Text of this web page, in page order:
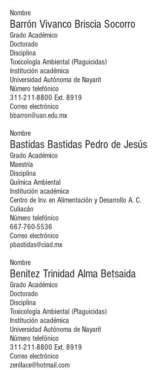
Nombre
Barrón Vivanco Briscia Socorro
Grado Académico
Doctorado
Disciplina
Toxicología Ambiental (Plaguicidas)
Institución académica
Universidad Autónoma de Nayarit
Número telefónico
311-211-8800 Ext. 8919
Correo electrónico
bbarron@uan.edu.mx
Nombre
Bastidas Bastidas Pedro de Jesús
Grado Académico
Maestría
Disciplina
Química Ambiental
Institución académica
Centro de Inv. en Alimentación y Desarrollo A. C.
Culiacán
Número telefónico
667-760-5536
Correo electrónico
pbastidas@ciad.mx
Nombre
Benitez Trinidad Alma Betsaida
Grado Académico
Doctorado
Disciplina
Toxicología Ambiental (Plaguicidas)
Institución académica
Universidad Autónoma de Nayarit
Número telefónico
311-211-8800 Ext. 8919
Correo electrónico
zenllace@hotmail.com